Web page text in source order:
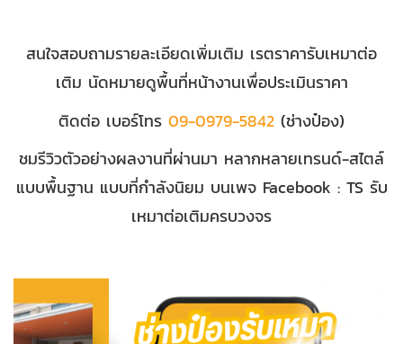
สนใจสอบถามรายละเอียดเพิ่มเติม เรตราคารับเหมาต่อ
เติม นัดหมายดูพื้นที่หน้างานเพื่อประเมินราคา
ติดต่อ เบอร์โทร 09-0979-5842 (ช่างป๋อง)
ชมรีวิวตัวอย่างผลงานที่ผ่านมา หลากหลายเทรนด์-สไตล์
แบบพื้นฐาน แบบที่กำลังนิยม บนเพจ Facebook : TS รับ
เหมาต่อเติมครบวงจร